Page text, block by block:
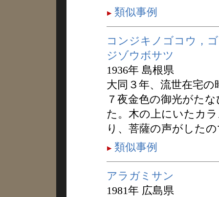
類似事例
コンジキノゴコウ，
ジゾウボサツ
1936年 島根県
大同３年、流世在宅
７夜金色の御光がた
た。木の上にいたカ
り、菩薩の声がした
類似事例
アラガミサン
1981年 広島県